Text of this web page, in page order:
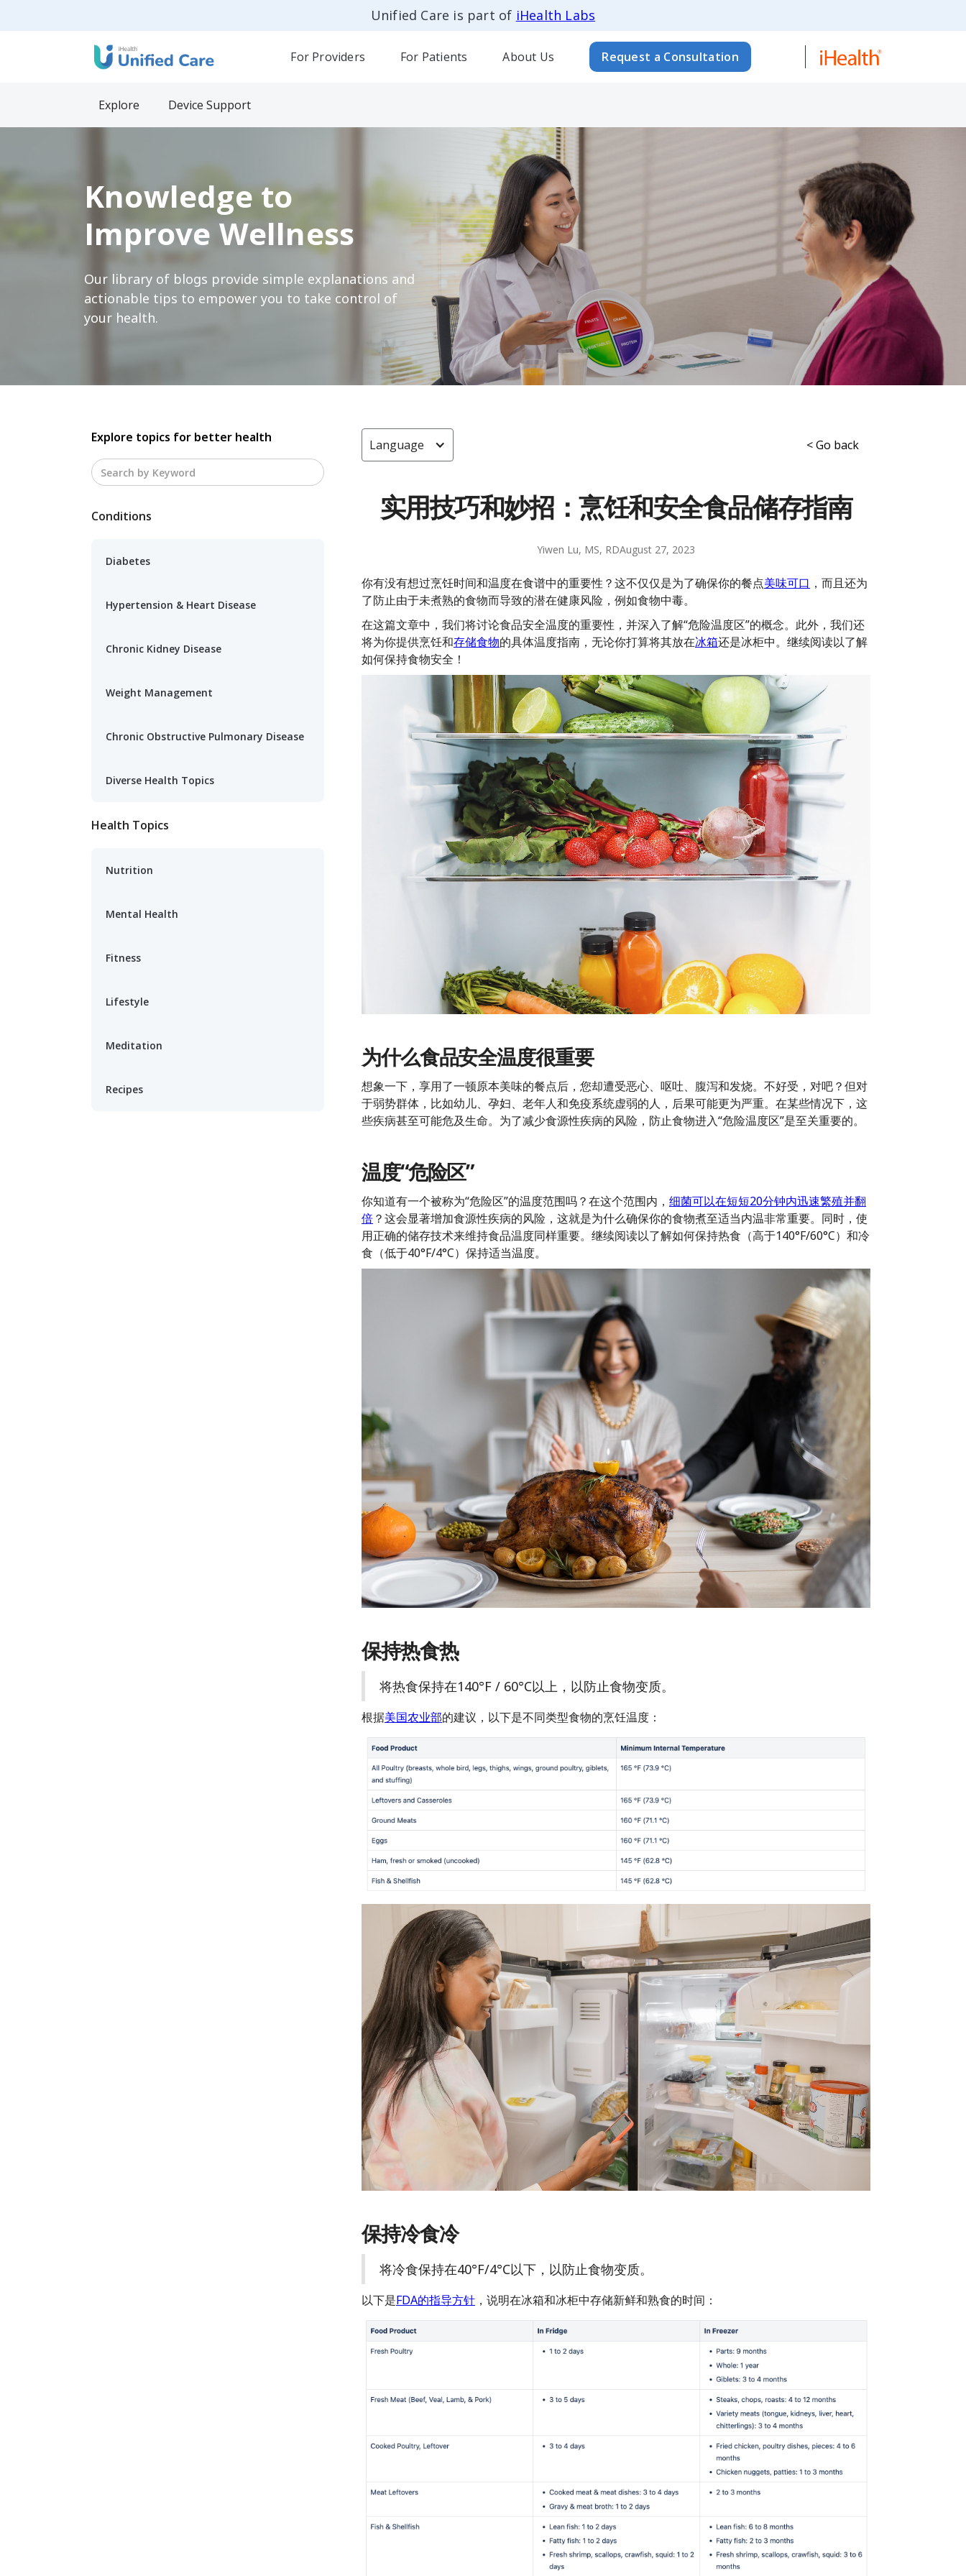
Unified Care is part of iHealth Labs
For Providers For Patients About Us Request a Consultation
Explore Device Support
Knowledge to
Improve Wellness
Our library of blogs provide simple explanations and
actionable tips to empower you to take control of
your health.
Explore topics for better health
Conditions
Diabetes
Hypertension & Heart Disease
Chronic Kidney Disease
Weight Management
Chronic Obstructive Pulmonary Disease
Diverse Health Topics
Health Topics
Nutrition
Mental Health
Fitness
Lifestyle
Meditation
Recipes
Language < Go back
实用技巧和妙招：烹饪和安全食品储存指南
Yiwen Lu, MS, RDAugust 27, 2023
你有没有想过烹饪时间和温度在食谱中的重要性？这不仅仅是为了确保你的餐点美味可口 ，而且还为
了防止由于未煮熟的食物而导致的潜在健康风险，例如食物中毒。
在这篇文章中，我们将讨论食品安全温度的重要性，并深入了解“危险温度区”的概念。此外，我们还
将为你提供烹饪和存储食物的具体温度指南，无论你打算将其放在冰箱还是冰柜中。继续阅读以了解
如何保持食物安全！
为什么食品安全温度很重要
想象一下，享用了一顿原本美味的餐点后，您却遭受恶心、呕吐、腹泻和发烧。不好受，对吧？但对
于弱势群体，比如幼儿、孕妇、老年人和免疫系统虚弱的人，后果可能更为严重。在某些情况下，这
些疾病甚至可能危及生命。为了减少食源性疾病的风险，防止食物进入“危险温度区”是至关重要的。
温度“危险区”
你知道有一个被称为“危险区”的温度范围吗？在这个范围内， 细菌可以在短短20分钟内迅速繁殖并翻
倍？这会显著增加食源性疾病的风险，这就是为什么确保你的食物煮至适当内温非常重要。同时，使
用正确的储存技术来维持食品温度同样重要。继续阅读以了解如何保持热食（高于140°F/60°C）和冷
食（低于40°F/4°C）保持适当温度。
保持热食热
将热食保持在140°F / 60°C以上，以防止食物变质。
根据美国农业部的建议，以下是不同类型食物的烹饪温度：
保持冷食冷
将冷食保持在40°F/4°C以下，以防止食物变质。
以下是FDA的指导方针，说明在冰箱和冰柜中存储新鲜和熟食的时间：